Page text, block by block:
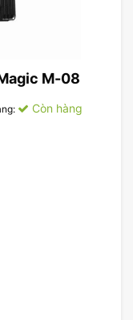
M-08
Còn hàng